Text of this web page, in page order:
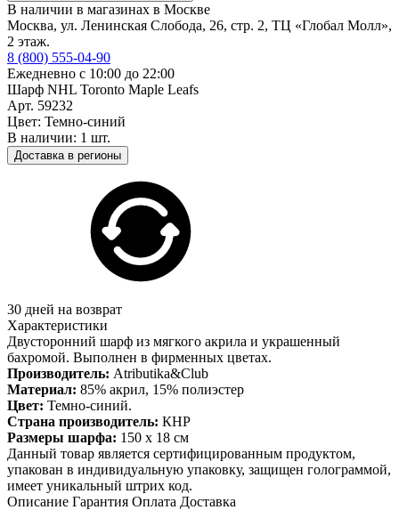
В наличии в магазинах в Москве
Москва, ул. Ленинская Слобода, 26, стр. 2, ТЦ «Глобал Молл»,
2 этаж.
8 (800) 555-04-90
Ежедневно с 10:00 до 22:00
Шарф NHL Toronto Maple Leafs
Арт. 59232
Цвет: Темно-синий
В наличии: 1 шт.
Доставка в регионы
30 дней на возврат
Характеристики
Двусторонний шарф из мягкого акрила и украшенный
бахромой. Выполнен в фирменных цветах.
Производитель: Atributika&Club
Материал: 85% акрил, 15% полиэстер
Цвет: Темно-синий.
Страна производитель: КНР
Размеры шарфа: 150 х 18 см
Данный товар является сертифицированным продуктом,
упакован в индивидуальную упаковку, защищен голограммой,
имеет уникальный штрих код.
Описание Гарантия Оплата Доставка